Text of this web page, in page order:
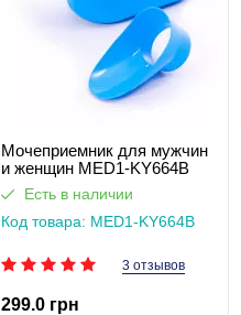
Мочеприемник для мужчин
и женщин MED1-KY664B
Есть в наличии
Код товара: MED1-KY664B
3 отзывов
299.0 грн